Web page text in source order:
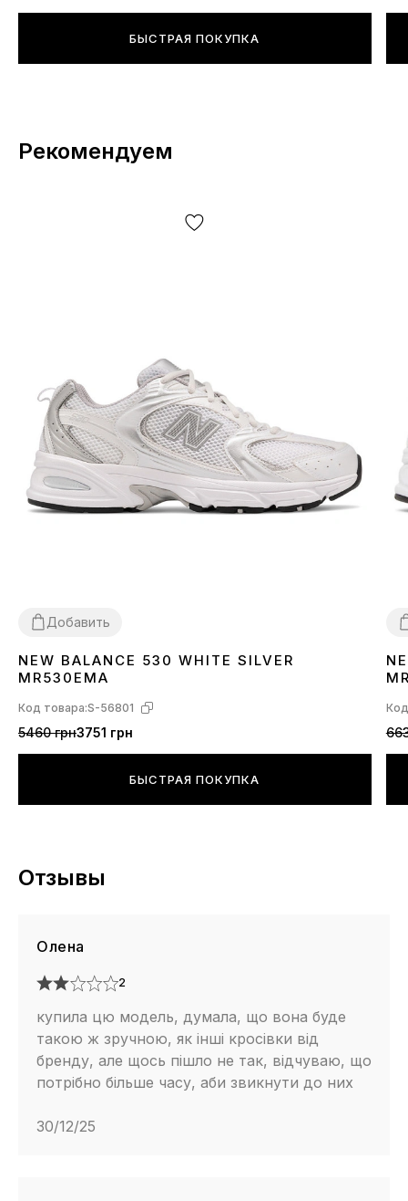
БЫСТРАЯ ПОКУПКА
Рекомендуем
Добавить
3637 3839404142 434445
NEW BALANCE 530 WHITE SILVER
MR530EMA
Код товара:S-56801
5460 грн3751 грн
БЫСТРАЯ ПОКУПКА
Отзывы
Олена
2
купила цю модель, думала, що вона буде
такою ж зручною, як інші кросівки від
бренду, але щось пішло не так, відчуваю, що
потрібно більше часу, аби звикнути до них
30/12/25